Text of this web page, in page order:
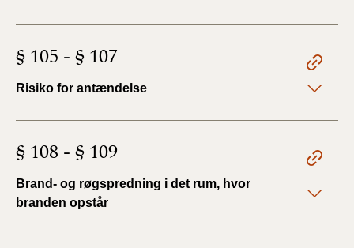
§ 105 - § 107
Risiko for antændelse
§ 108 - § 109
Brand- og røgspredning i det rum, hvor
branden opstår